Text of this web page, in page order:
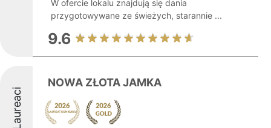
W ofercie lokalu znajdują się dania
przygotowywane ze świeżych, starannie ...
9.6
Laureaci
NOWA ZŁOTA JAMKA